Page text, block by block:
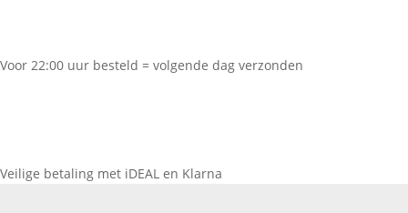
Voor 22:00 uur besteld = volgende dag verzonden
Veilige betaling met iDEAL en Klarna